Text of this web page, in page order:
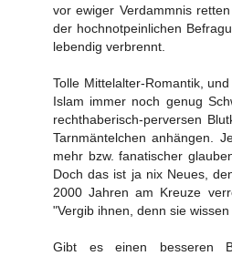
vor ewiger Verdammnis
der hochnotpeinlichen
lebendig verbrennt.
Tolle Mittelalter-Romantik,
Islam immer noch genug
rechthaberisch-perversen
Tarnmäntelchen anhängen.
mehr bzw. fanatischer
Doch das ist ja nix Neues,
2000 Jahren am Kreuze
"Vergib ihnen, denn sie
Gibt es einen besseren